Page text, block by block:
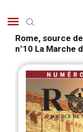
Rome, source
n°10 La Marche
Skip
to
end
images